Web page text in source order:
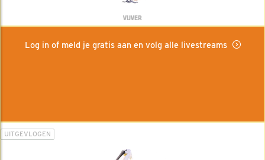
VIJVER
Log in of meld je gratis aan en volg alle livestreams
UITGEVLOGEN